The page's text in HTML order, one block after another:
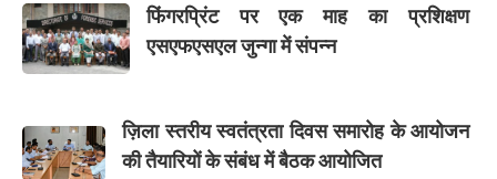
फिंगरप्रिंट पर एक माह का प्रशिक्षण
एसएफएसएल जुन्गा में संपन्न
ज़िला स्तरीय स्वतंत्रता दिवस समारोह के आयोजन
की तैयारियों के संबंध में बैठक आयोजित